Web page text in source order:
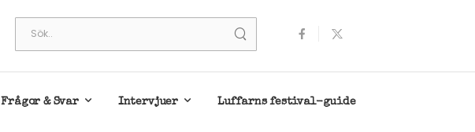
Frågor & Svar Intervjuer Luffarns festival-guide